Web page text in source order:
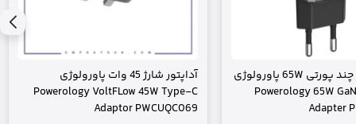
آداپتور شارژ چند پورتی 65W پاورولوژی
Powerology 65W
Adapter
آداپتور شارژ 45 وات پاورولوژی
Powerology VoltFLow 45W Type-C
Adaptor PWCUQC069